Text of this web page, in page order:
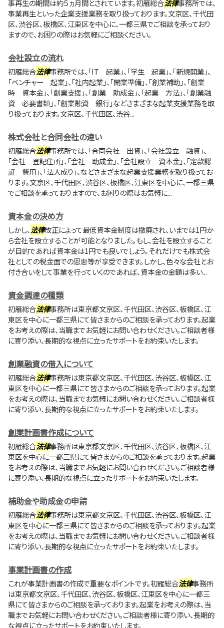
事再生の期間は約５ヵ月間とされています。初雁総合法律事務所では、
事業再生といった企業支援業務を取り扱っております。文京区、千代田
区、渋谷区、板橋区、江東区を中心に、一都三県でご相談を承っており
ますので、お困りの際はお気軽にご相談ください。
会社設立の流れ
初雁総合法律事務所では、「IT 起業」、「学生 起業」、「新規開業」、
「ベンチャー 起業」、「社内起業」、「開業準備」、「創業補助」、「創業
時 資本金」、「創業支援」、「創業 助成金」、「起業 方法」、「創業融
資 必要書類」、「創業融資 銀行」などさまざまな起業支援業務を取
り扱っております。文京区、千代田区、渋谷...
株式会社と合同会社の違い
初雁総合法律事務所では、「合同会社 出資」、「会社設立 融資」、
「会社 登記住所」、「会社 助成金」、「会社設立 資本金」、「定款認
証 費用」、「法人成り」、などさまざまな起業支援業務を取り扱ってお
ります。文京区、千代田区、渋谷区、板橋区、江東区を中心に、一都三県
でご相談を承っておりますので、お困りの際はお気軽に...
資本金の決め方
しかし、 法律改正によって最低資本金制度は撤廃され、いまでは1円か
ら会社を設立することが可能となりました。もし、会社を設立すること
が目的であれば資本金は1円でも良いでしょう。それだけでも株式会
社としての税金面での恩恵等が享受できます。しかし、色々な会社とお
付き合いをして事業を行っていくのであれば、資本金の金額は多い...
資金調達の種類
初雁総合法律事務所は東京都文京区、千代田区、渋谷区、板橋区、江
東区を中心に一都三県にて皆さまからのご相談を承っております。起業
をお考えの際は、当職までお気軽にお問い合わせください。ご相談者様
に寄り添い、長期的な視点に立ったサポートをお約束いたします。
創業融資の借入について
初雁総合法律事務所は東京都文京区、千代田区、渋谷区、板橋区、江
東区を中心に一都三県にて皆さまからのご相談を承っております。起業
をお考えの際は、当職までお気軽にお問い合わせください。ご相談者様
に寄り添い、長期的な視点に立ったサポートをお約束いたします。
創業計画書作成について
初雁総合法律事務所は東京都文京区、千代田区、渋谷区、板橋区、江
東区を中心に一都三県にて皆さまからのご相談を承っております。起業
をお考えの際は、当職までお気軽にお問い合わせください。ご相談者様
に寄り添い、長期的な視点に立ったサポートをお約束いたします。
補助金や助成金の申請
初雁総合法律事務所は東京都文京区、千代田区、渋谷区、板橋区、江
東区を中心に一都三県にて皆さまからのご相談を承っております。起業
をお考えの際は、当職までお気軽にお問い合わせください。ご相談者様
に寄り添い、長期的な視点に立ったサポートをお約束いたします。
事業計画書の作成
これが事業計画書の作成で重要なポイントです。初雁総合法律事務所
は東京都文京区、千代田区、渋谷区、板橋区、江東区を中心に一都三
県にて皆さまからのご相談を承っております。起業をお考えの際は、当
職までお気軽にお問い合わせください。ご相談者様に寄り添い、長期的
な視点に立ったサポートをお約束いたします。